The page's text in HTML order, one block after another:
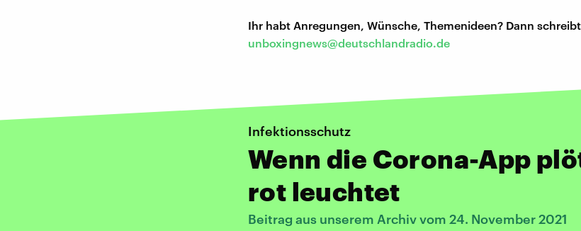
Ihr habt Anregungen, Wünsche, Themenideen? Dann
unboxingnews@deutschlandradio.de
Infektionsschutz
Wenn die Corona-App
rot leuchtet
Beitrag aus unserem Archiv vom 24. November 2021